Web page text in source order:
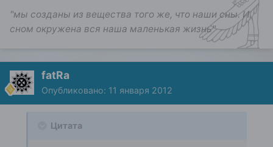
"мы созданы из вещества того же, что наши сны. И
сном окружена вся наша маленькая жизнь"
fatRa
Опубликовано: 11 января 2012
Цитата